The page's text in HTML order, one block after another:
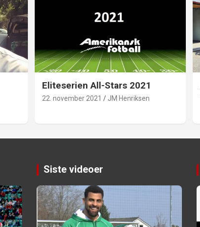
Eliteserien All-Stars 2021
22. november 2021 JM Henriksen
Siste videoer